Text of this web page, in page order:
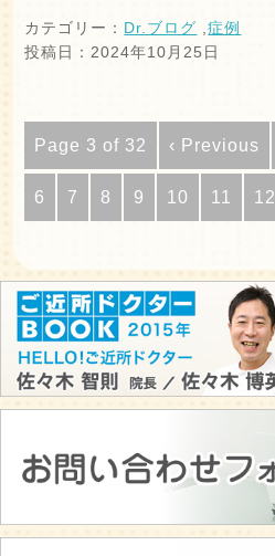
カテゴリー： Dr.ブログ ,症例
投稿日：2024年10月25日
Page 3 of 32 ‹ Previous
6 7 8 9 10 11 12